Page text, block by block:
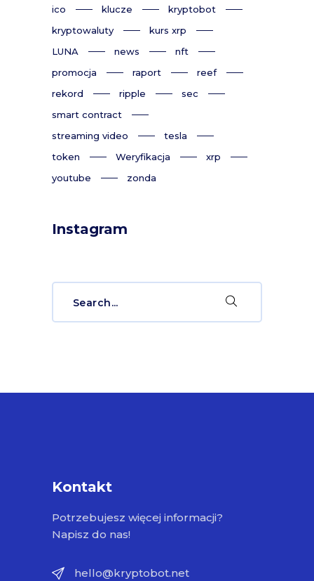
ico klucze
kryptobot
kryptowaluty
kurs xrp
LUNA
news
nft
promocja
raport
reef
rekord
ripple
sec
smart contract
streaming video
tesla
token
Weryfikacja
xrp
youtube
zonda
Instagram
Kontakt
Potrzebujesz więcej informacji?
Napisz do nas!
hello@kryptobot.net